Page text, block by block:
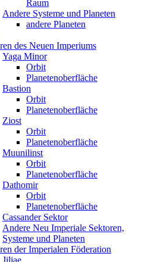
Raum
Andere Systeme und Planeten
andere Planeten
des Neuen Imperiums
Yaga Minor
Orbit
Planetenoberfläche
Bastion
Orbit
Planetenoberfläche
Ziost
Orbit
Planetenoberfläche
Muunilinst
Orbit
Planetenoberfläche
Dathomir
Orbit
Planetenoberfläche
Cassander Sektor
Andere Neu Imperiale Sektoren,
Systeme und Planeten
der Imperialen Föderation